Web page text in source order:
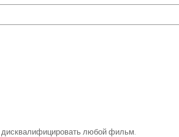
дисквалифицировать любой фильм.